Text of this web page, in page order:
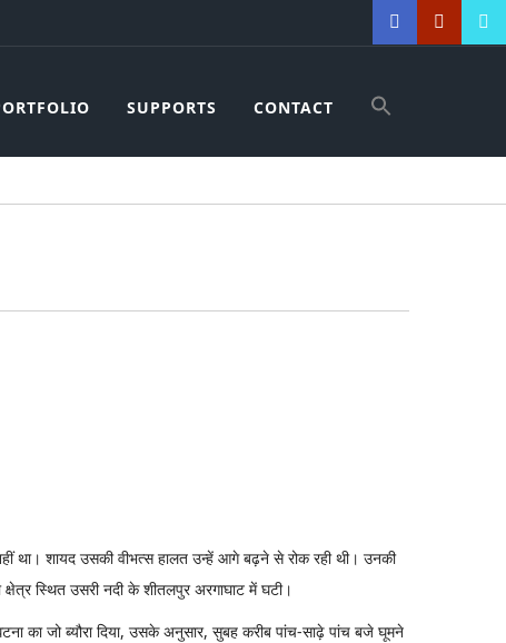
SUPPORTS CONTACT
था। शायद उसकी वीभत्स हालत उन्हें आगे बढ़ने से रोक रही थी। उनकी
स्थित उसरी नदी के शीतलपुर अरगाघाट में घटी।
का जो ब्यौरा दिया, उसके अनुसार, सुबह करीब पांच-साढ़े पांच बजे घूमने